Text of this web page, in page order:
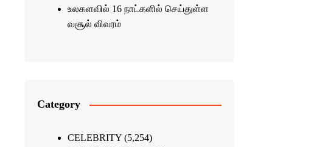
உலகளவில் 16 நாட்களில் செய்துள்ள
வசூல் விவரம்
Category
CELEBRITY(5,254)